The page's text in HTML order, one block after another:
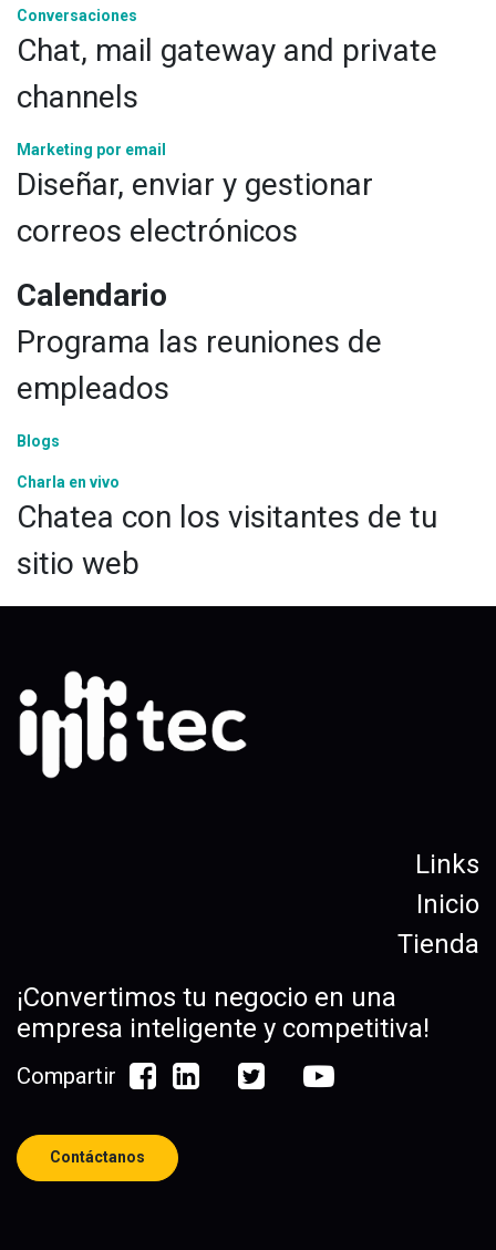
Conversaciones
Chat, mail gateway and private
channels
Marketing por email
Diseñar, enviar y gestionar
correos electrónicos
Calendario
Programa las reuniones de
empleados
Blogs
Charla en vivo
Chatea con los visitantes de tu
sitio web
Links
Inicio
Tienda
¡Convertimos tu negocio en una
empresa inteligente y competitiva!
Compartir
Contáctanos